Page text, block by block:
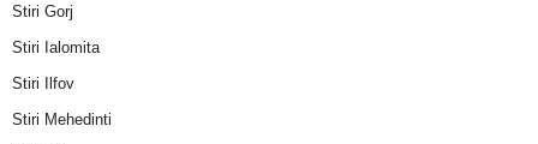
Stiri Gorj
Stiri Ialomita
Stiri Ilfov
Stiri Mehedinti